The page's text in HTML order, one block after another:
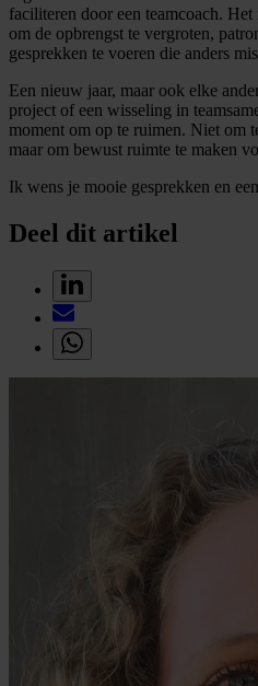
faciliteren door een teamcoach.
om de opbrengst te vergroten,
gesprekken te voeren die anders
Een nieuw jaar, maar ook elke
project of een wisseling in
moment om op te ruimen. Niet om
maar om bewust ruimte te maken
Ik wens je mooie gesprekken en
Deel dit artikel